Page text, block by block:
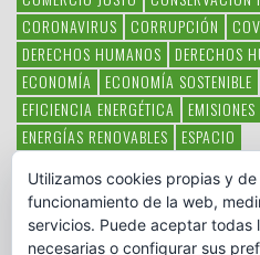
CORONAVIRUS
CORRUPCIÓN
DERECHOS HUMANOS
DERECHOS
ECONOMÍA
ECONOMÍA SOSTENIBLE
EFICIENCIA ENERGÉTICA
ENERGÍAS RENOVABLES
ESPACIO
HAMBRE LATINOAMÉRICA MEDIO
OBJETIVOS DEL MILENIO
ONGS PAZ
PUEBLOS INDÍGENAS RSC RSE
Utilizamos cookies propias y
funcionamiento de la web,
servicios. Puede aceptar todas
necesarias o configurar sus